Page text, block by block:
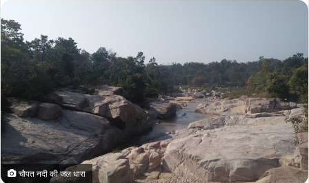
चौपत नदी की जल धारा